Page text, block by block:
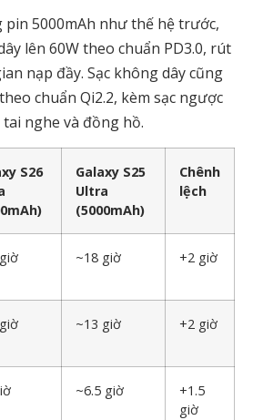
5000mAh như thế hệ trước,
lên 60W theo chuẩn PD3.0, rút
nạp đầy. Sạc không dây cũng
chuẩn Qi2.2, kèm sạc ngược
nghe và đồng hồ.
S26
Galaxy S25
Ultra
(5000mAh)
Chênh
lệch
~18 giờ +2 giờ
~13 giờ +2 giờ
~6.5 giờ
+1.5
giờ